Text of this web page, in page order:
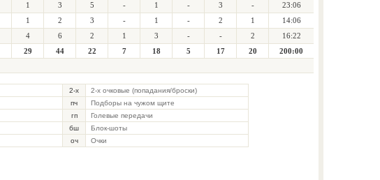
1 3 5 - 1 - 3 -
23:06
1 2 3 - 1 - 2 1
14:06
4 6 2 1 3 - - 2
16:22
29 44 22 7 18 5 17 20
200:00
2-х
2-х очковые (попадания/броски)
пч
Подборы на чужом щите
гп
Голевые передачи
бш
Блок-шоты
оч Очки